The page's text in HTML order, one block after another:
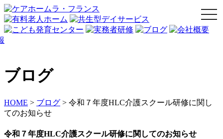
ブログ
HOME > ブログ > 令和７年度HLC介護スクール研修に関し
てのお知らせ
令和７年度HLC介護スクール研修に関してのお知らせ